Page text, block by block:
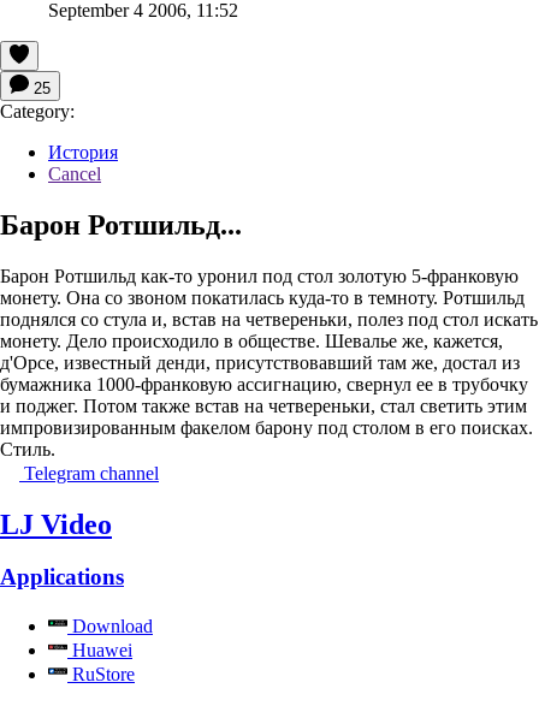
September 4 2006, 11:52
25
Category:
История
Cancel
Барон Ротшильд...
Барон Ротшильд как-то уронил под стол золотую 5-франковую
монету. Она со звоном покатилась куда-то в темноту. Ротшильд
поднялся со стула и, встав на четвереньки, полез под стол искать
монету. Дело происходило в обществе. Шевалье же, кажется,
д'Орсе, известный денди, присутствовавший там же, достал из
бумажника 1000-франковую ассигнацию, свернул ее в трубочку
и поджег. Потом также встав на четвереньки, стал светить этим
импровизированным факелом барону под столом в его поисках.
Стиль.
Telegram channel
LJ Video
Applications
Download
Huawei
RuStore